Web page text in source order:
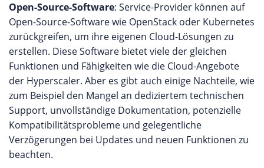
Open-Source-Software: Service-Provider können auf
Open-Source-Software wie OpenStack oder Kubernetes
zurückgreifen, um ihre eigenen Cloud-Lösungen zu
erstellen. Diese Software bietet viele der gleichen
Funktionen und Fähigkeiten wie die Cloud-Angebote
der Hyperscaler. Aber es gibt auch einige Nachteile, wie
zum Beispiel den Mangel an dediziertem technischen
Support, unvollständige Dokumentation, potenzielle
Kompatibilitätsprobleme und gelegentliche
Verzögerungen bei Updates und neuen Funktionen zu
beachten.